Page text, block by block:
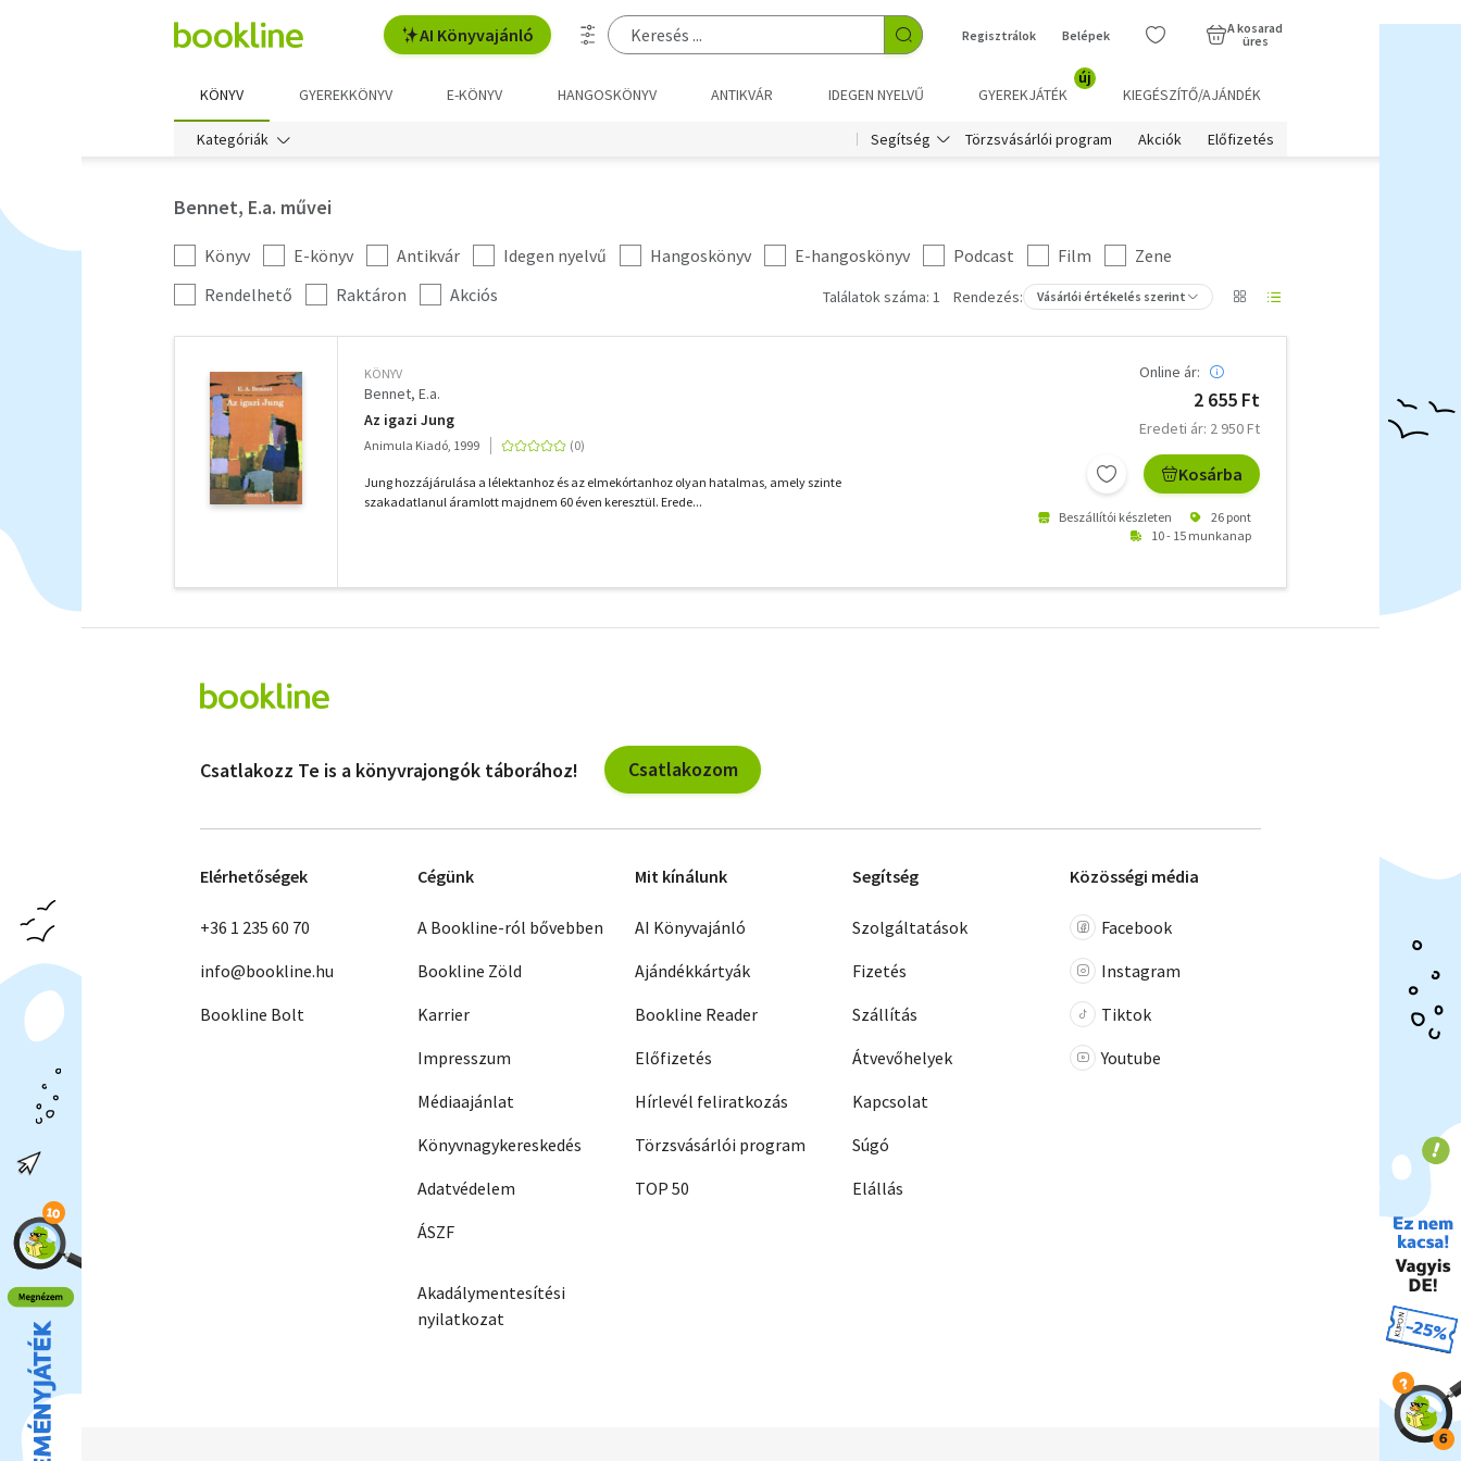
AI Könyvajánló Regisztrálok Belépek
A kosarad
üres
KÖNYV GYEREKKÖNYV E-KÖNYV HANGOSKÖNYV ANTIKVÁR IDEGEN NYELVŰ GYEREKJÁTÉK
új
KIEGÉSZÍTŐ/AJÁNDÉK
Kategóriák Segítség Törzsvásárlói program Akciók Előfizetés
Bennet, E.a. művei
Kategória
szűrés
Könyv E-könyv Antikvár Idegen nyelvű Hangoskönyv E-hangoskönyv Podcast Film
Zene
További
szűrők
Rendelhető Raktáron Akciós Találatok száma: 1 Rendezés: Vásárlói értékelés szerint
KÖNYV
Bennet, E.a.
Az igazi Jung
Animula Kiadó, 1999
Jung hozzájárulása a lélektanhoz és az elmekórtanhoz olyan hatalmas, amely szinte
szakadatlanul áramlott majdnem 60 éven keresztül. Erede...
Online ár:
2 655 Ft
Eredeti ár: 2 950 Ft
Kosárba
Beszállítói készleten
26 pont
10 - 15 munkanap
szűrők
Csatlakozz Te is a könyvrajongók táborához! Csatlakozom
Elérhetőségek
+36 1 235 60 70
info@bookline.hu
Bookline Bolt
Cégünk
A Bookline-ról bővebben
Bookline Zöld
Karrier
Impresszum
Médiaajánlat
Könyvnagykereskedés
Adatvédelem
ÁSZF
Akadálymentesítési
nyilatkozat
Mit kínálunk
AI Könyvajánló
Ajándékkártyák
Bookline Reader
Előfizetés
Hírlevél feliratkozás
Törzsvásárlói program
TOP 50
Segítség
Szolgáltatások
Fizetés
Szállítás
Átvevőhelyek
Kapcsolat
Súgó
Elállás
Közösségi média
Facebook
Instagram
Tiktok
Youtube